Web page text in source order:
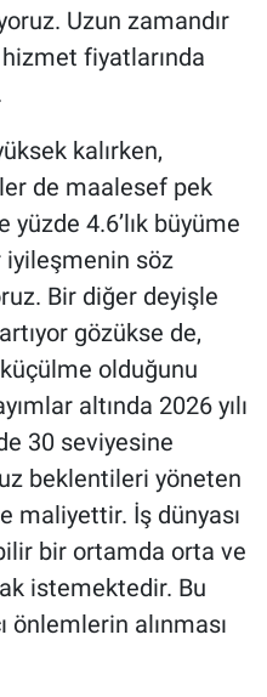
Uzun zamandır
fiyatlarında
kalırken,
de maalesef pek
4.6’lık büyüme
iyileşmenin söz
Bir diğer deyişle
gözükse de,
olduğunu
altında 2026 yılı
30 seviyesine
beklentileri yöneten
maliyettir. İş dünyası
bir ortamda orta ve
istemektedir. Bu
önlemlerin alınması